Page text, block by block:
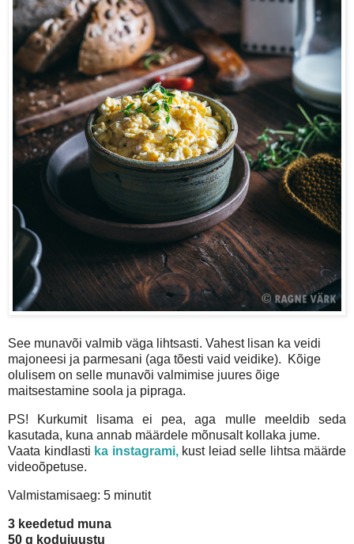
See munavõi valmib väga lihtsasti. Vahest lisan ka veidi
majoneesi ja parmesani (aga tõesti vaid veidike). Kõige
olulisem on selle munavõi valmimise juures õige
maitsestamine soola ja pipraga.
PS! Kurkumit lisama ei pea, aga mulle meeldib seda
kasutada, kuna annab määrdele mõnusalt kollaka jume.
Vaata kindlasti ka instagrami,kust leiad selle lihtsa määrde
videoõpetuse.
Valmistamisaeg: 5 minutit
3 keedetud muna
50 g kodujuustu